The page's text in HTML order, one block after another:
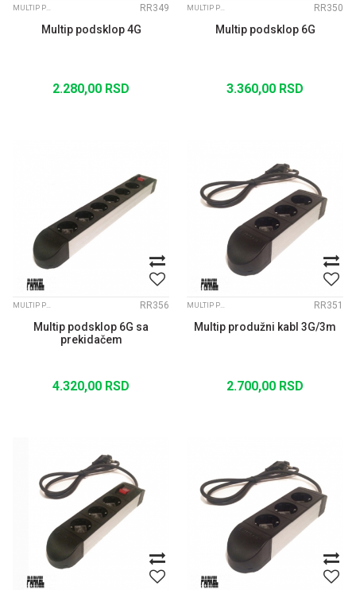
MULTIP PRODUŽNI KABLOVI RR349
Multip podsklop 4G
2.280,00 RSD
MULTIP PRODUŽNI KABLOVI RR350
Multip podsklop 6G
3.360,00 RSD
MULTIP PRODUŽNI KABLOVI RR356
Multip podsklop 6G sa
prekidačem
4.320,00 RSD
MULTIP PRODUŽNI KABLOVI RR351
Multip produžni kabl 3G/3m
2.700,00 RSD